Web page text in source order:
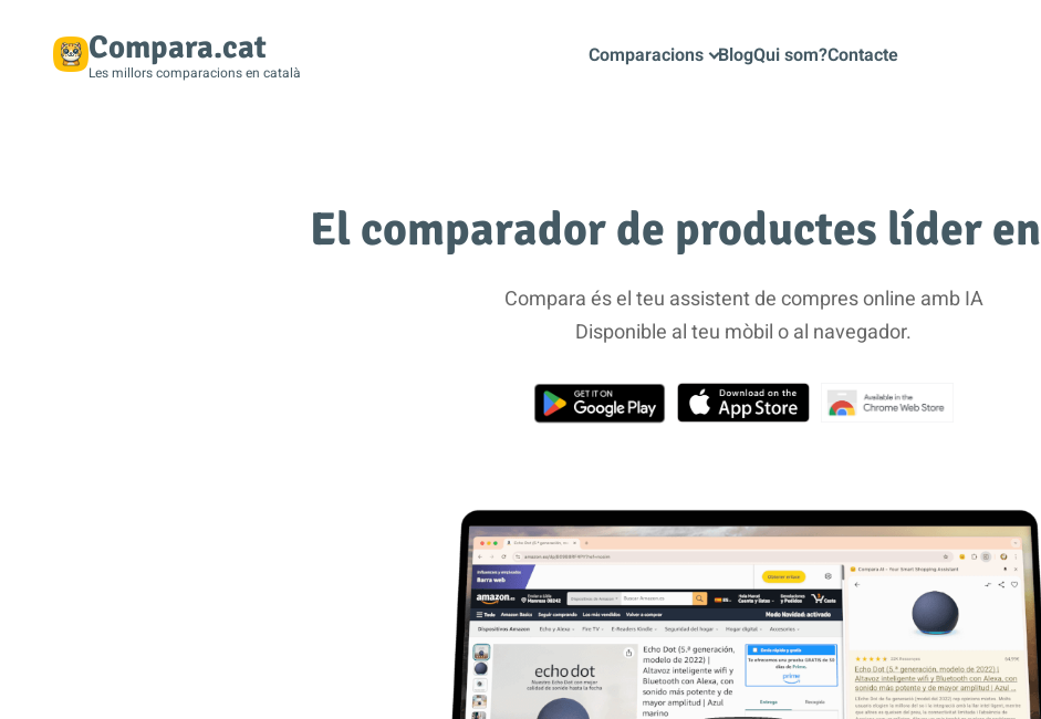
Compara.cat
Les millors comparacions en català
Comparacions BlogQui som?Contacte
El comparador de productes líder en
Compara és el teu assistent de compres online amb IA
Disponible al teu mòbil o al navegador.